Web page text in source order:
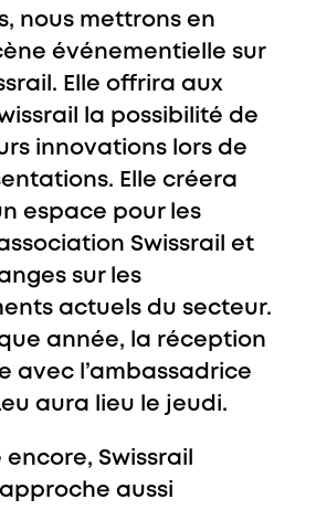
nous mettrons en
événementielle sur
Elle offrira aux
la possibilité de
innovations lors de
Elle créera
espace pour les
Swissrail et
sur les
actuels du secteur.
année, la réception
avec l’ambassadrice
aura lieu le jeudi.
Swissrail
aussi